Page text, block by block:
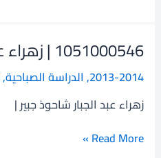
1051000546 | زهراء عبد الجبار شاحوذ جبير
2013-2014
, الدراسة الصباحية,
زهراء عبد الجبار شاحوذ جبير |
1051000546
زهراء
عبد
الجبار
شاحوذ
جبير
Read More »